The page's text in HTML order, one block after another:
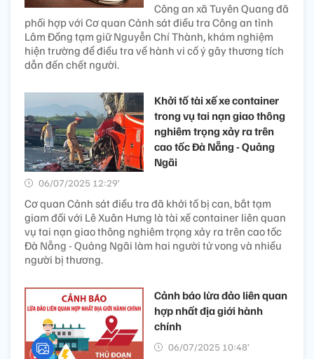
Công an xã Tuyên Quang đã
phối hợp với Cơ quan Cảnh sát điều tra Công an tỉnh
Lâm Đồng tạm giữ Nguyễn Chí Thành, khám nghiệm
hiện trường để điều tra về hành vi cố ý gây thương tích
dẫn đến chết người.
Khởi tố tài xế xe container
trong vụ tai nạn giao thông
nghiêm trọng xảy ra trên
cao tốc Đà Nẵng - Quảng
Ngãi
06/07/2025 12:29’
Cơ quan Cảnh sát điều tra đã khởi tố bị can, bắt tạm
giam đối với Lê Xuân Hưng là tài xế container liên quan
vụ tai nạn giao thông nghiêm trọng xảy ra trên cao tốc
Đà Nẵng - Quảng Ngãi làm hai người tử vong và nhiều
người bị thương.
Cảnh báo lừa đảo liên quan
hợp nhất địa giới hành
chính
06/07/2025 10:48’